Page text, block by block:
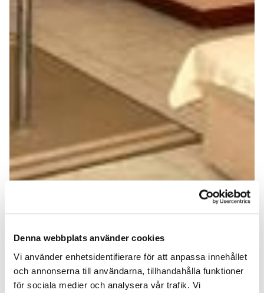
Denna webbplats använder cookies
Vi använder enhetsidentifierare för att anpassa innehållet
och annonserna till användarna, tillhandahålla funktioner
för sociala medier och analysera vår trafik. Vi